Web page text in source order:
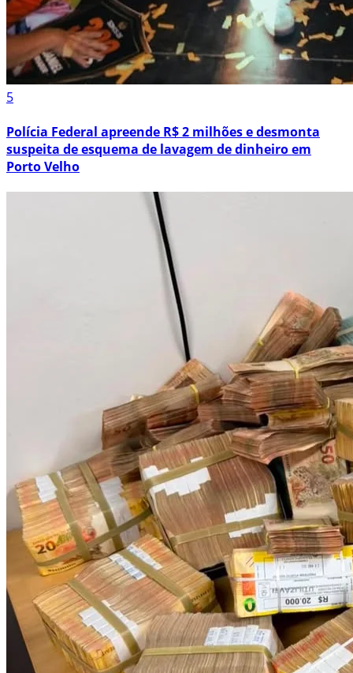
5
Polícia Federal apreende R$ 2 milhões e desmonta
suspeita de esquema de lavagem de dinheiro em
Porto Velho